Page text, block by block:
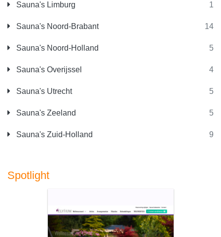
Sauna's Limburg 1
Sauna's Noord-Brabant 14
Sauna's Noord-Holland 5
Sauna's Overijssel 4
Sauna's Utrecht 5
Sauna's Zeeland 5
Sauna's Zuid-Holland 9
Spotlight